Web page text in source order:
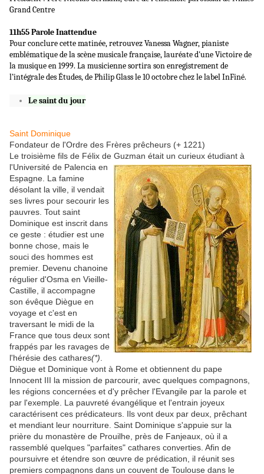
Grand Centre
11h55 Parole Inattendue
Pour conclure cette matinée, retrouvez Vanessa Wagner, pianiste
emblématique de la scène musicale française, lauréate d'une Victoire de
la musique en 1999. La musicienne sortira son enregistrement de
l’intégrale des Études, de Philip Glass le 10 octobre chez le label InFiné.
Le saint du jour
Saint Dominique
Fondateur de l'Ordre des Frères prêcheurs (+ 1221)
Le troisième fils de Félix de Guzman était un curieux étudiant à
l'Université de Palencia en
Espagne. La famine
désolant la ville, il vendait
ses livres pour secourir les
pauvres. Tout saint
Dominique est inscrit dans
ce geste : étudier est une
bonne chose, mais le
souci des hommes est
premier. Devenu chanoine
régulier d'Osma en Vieille-
Castille, il accompagne
son évêque Diègue en
voyage et c'est en
traversant le midi de la
France que tous deux sont
frappés par les ravages de
l'hérésie des cathares(*)
Diègue et Dominique vont à Rome et obtiennent du pape
Innocent III la mission de parcourir, avec quelques compagnons,
les régions concernées et d'y prêcher l'Evangile par la parole et
par l'exemple. La pauvreté évangélique et l'entrain joyeux
caractérisent ces prédicateurs. Ils vont deux par deux, prêchant
et mendiant leur nourriture. Saint Dominique s'appuie sur la
prière du monastère de Prouilhe, près de Fanjeaux, où il a
rassemblé quelques "parfaites" cathares converties. Afin de
poursuivre et étendre son œuvre de prédication, il réunit ses
premiers compagnons dans un couvent de Toulouse dans le